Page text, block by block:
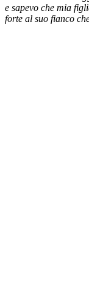
e sapevo che mia
forte al suo fianco